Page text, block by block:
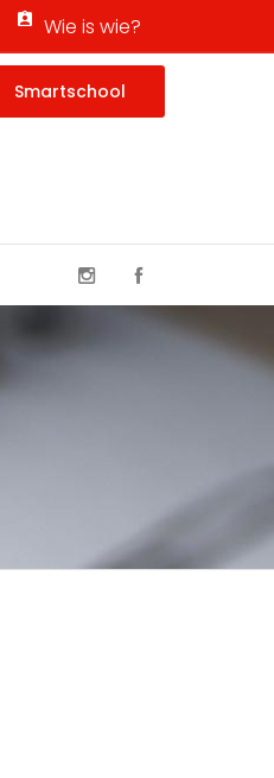
Wie is wie?
Smartschool